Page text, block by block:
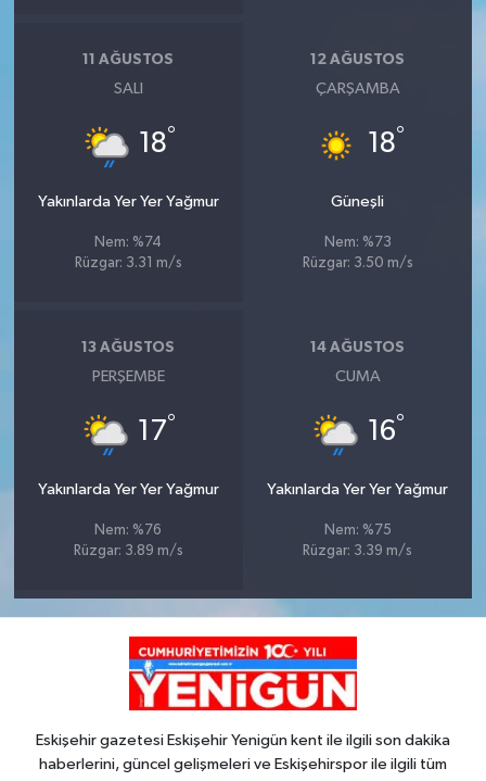
11 AĞUSTOS
SALI
18°
Yakınlarda Yer Yer Yağmur
Nem: %74
Rüzgar: 3.31 m/s
12 AĞUSTOS
ÇARŞAMBA
18°
Güneşli
Nem: %73
Rüzgar: 3.50 m/s
13 AĞUSTOS
PERŞEMBE
17°
Yakınlarda Yer Yer Yağmur
Nem: %76
Rüzgar: 3.89 m/s
14 AĞUSTOS
CUMA
16°
Yakınlarda Yer Yer Yağmur
Nem: %75
Rüzgar: 3.39 m/s
Eskişehir gazetesi Eskişehir Yenigün kent ile ilgili son dakika
haberlerini, güncel gelişmeleri ve Eskişehirspor ile ilgili tüm